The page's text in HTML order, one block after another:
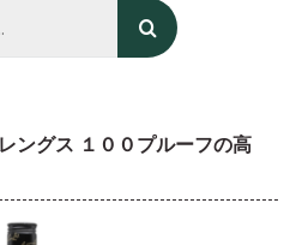
ングス １００プルーフの高